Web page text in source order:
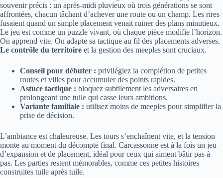
souvenir précis : un après‑midi pluvieux où trois générations se sont
affrontées, chacun tâchant d’achever une route ou un champ. Les rires
fusaient quand un simple placement venait ruiner des plans minutieux.
Le jeu est comme un puzzle vivant, où chaque pièce modifie l’horizon.
On apprend vite. On adapte sa tactique au fil des placements adverses.
Le contrôle du territoire et la gestion des meeples sont cruciaux.
Conseil pour débuter : privilégiez la complétion de petites
routes et villes pour accumuler des points rapides.
Astuce tactique : bloquez subtilement les adversaires en
prolongeant une tuile qui casse leurs ambitions.
Variante familiale : utilisez moins de meeples pour simplifier la
prise de décision.
L’ambiance est chaleureuse. Les tours s’enchaînent vite, et la tension
monte au moment du décompte final. Carcassonne est à la fois un jeu
d’expansion et de placement, idéal pour ceux qui aiment bâtir pas à
pas. Les parties restent mémorables, comme ces petites histoires
construites tuile après tuile.